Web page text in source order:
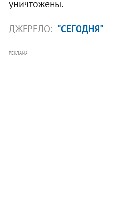
уничтожены.
ДЖЕРЕЛО: "СЕГОДНЯ"
РЕКЛАМА